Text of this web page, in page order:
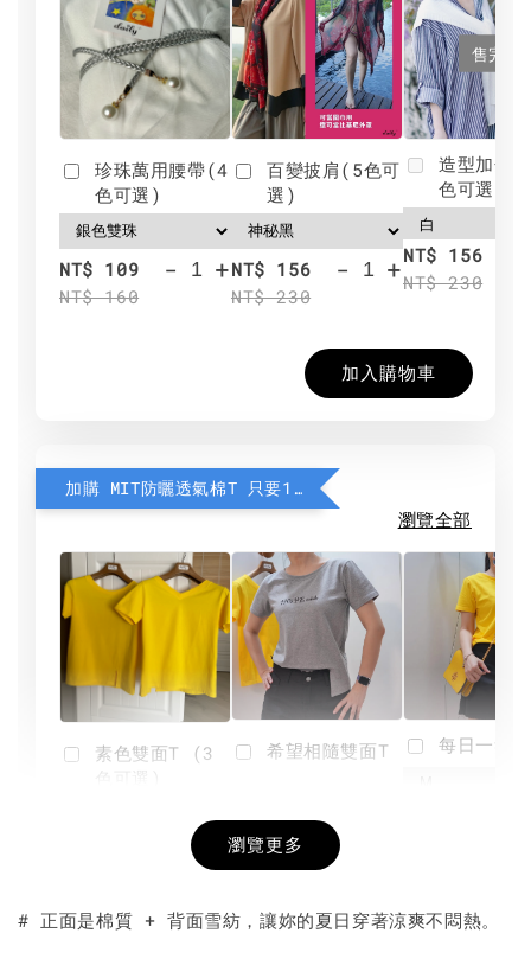
珍珠萬用腰帶(4
色可選)
NT$ 109
NT$ 160
- +
百變披肩(5色可
選)
NT$ 156
NT$ 230
- +
售完
造型加分
色可選)
NT$ 156
NT$ 230
加入購物車
加購 MIT防曬透氣棉T 只要190元
瀏覽全部
素色雙面T (3
+
希望相隨雙面T
NT$ 190
-
每日一笑
瀏覽更多
# 正面是棉質 + 背面雪紡，讓妳的夏日穿著涼爽不悶熱。